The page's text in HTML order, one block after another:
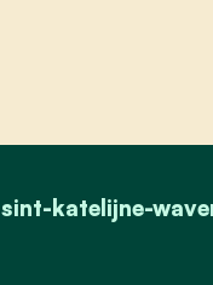
sint-katelijne-